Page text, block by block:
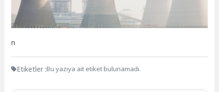
n
Etiketler :Bu yazıya ait etiket bulunamadı.